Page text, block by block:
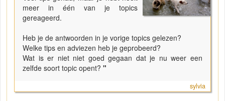
meer in één van je topics
gereageerd.
Heb je de antwoorden in je vorige topics gelezen?
Welke tips en adviezen heb je geprobeerd?
Wat is er niet niet goed gegaan dat je nu weer een
zelfde soort topic opent? "
sylvia